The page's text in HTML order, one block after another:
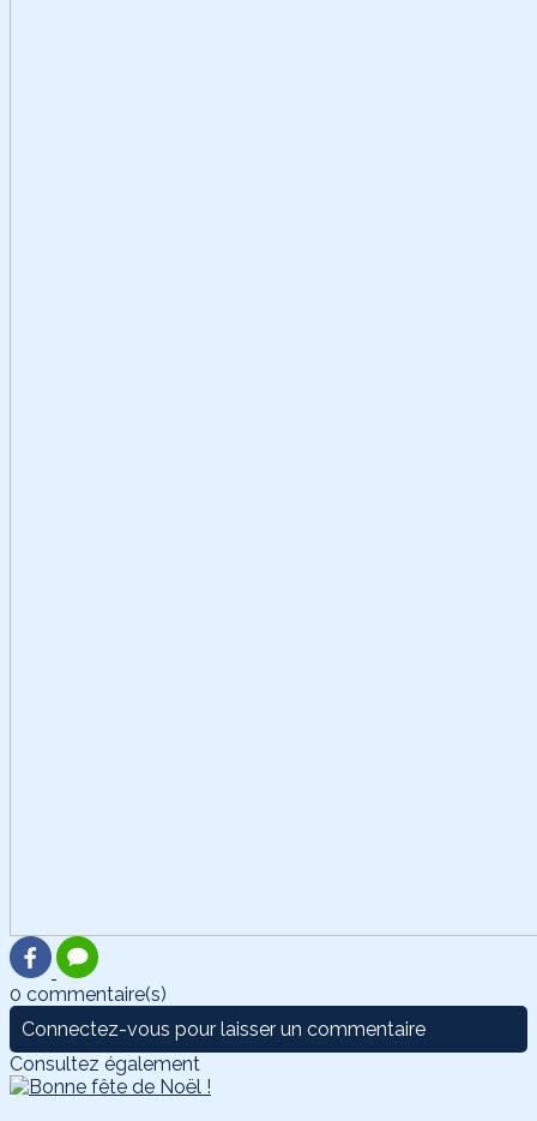
0 commentaire(s)
Connectez-vous pour laisser un commentaire
Consultez également